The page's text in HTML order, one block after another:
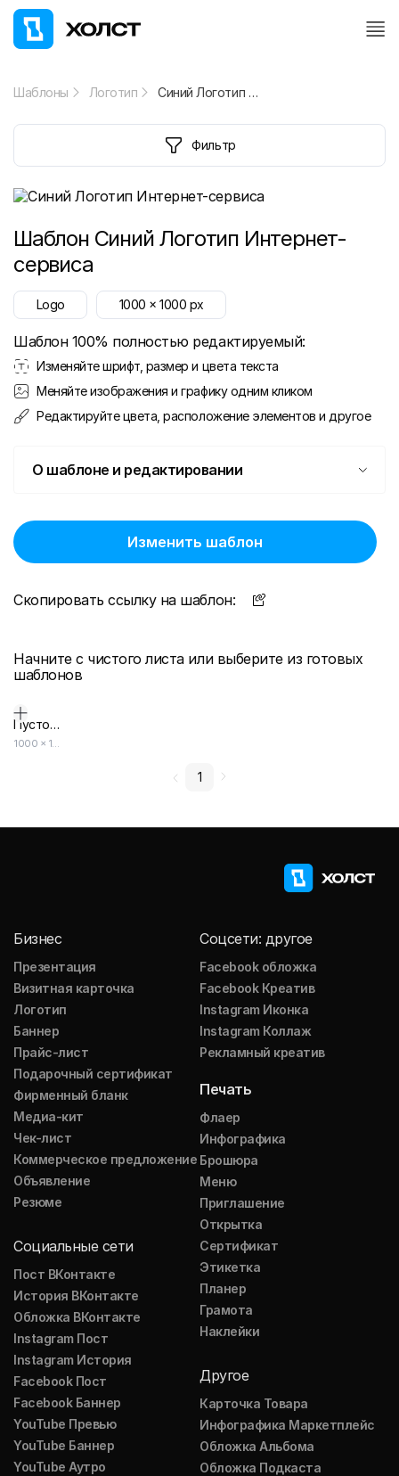
Шаблоны Логотип Синий Логотип Интернет-сервиса
Фильтр
Шаблон Синий Логотип Интернет-
сервиса
Logo 1000 x1000 px
Шаблон 100% полностью редактируемый:
Изменяйте шрифт, размер и цвета текста
Меняйте изображения и графику одним кликом
Редактируйте цвета, расположение элементов и другое
О шаблоне и редактировании
Изменить шаблон
Скопировать ссылку на шаблон:
Начните с чистого листа или выберите из готовых
шаблонов
Пустой дизайн-макет
1000 × 1000
1
Бизнес
Презентация
Визитная карточка
Логотип
Баннер
Прайс-лист
Подарочный сертификат
Фирменный бланк
Медиа-кит
Чек-лист
Коммерческое предложение
Объявление
Резюме
Социальные сети
Пост ВКонтакте
История ВКонтакте
Обложка ВКонтакте
Instagram Пост
Instagram История
Facebook Пост
Facebook Баннер
YouTube Превью
YouTube Баннер
YouTube Аутро
Соцсети: другое
Facebook обложка
Facebook Креатив
Instagram Иконка
Instagram Коллаж
Рекламный креатив
Печать
Флаер
Инфографика
Брошюра
Меню
Приглашение
Открытка
Сертификат
Этикетка
Планер
Грамота
Наклейки
Другое
Карточка Товара
Инфографика Маркетплейс
Обложка Альбома
Обложка Подкаста